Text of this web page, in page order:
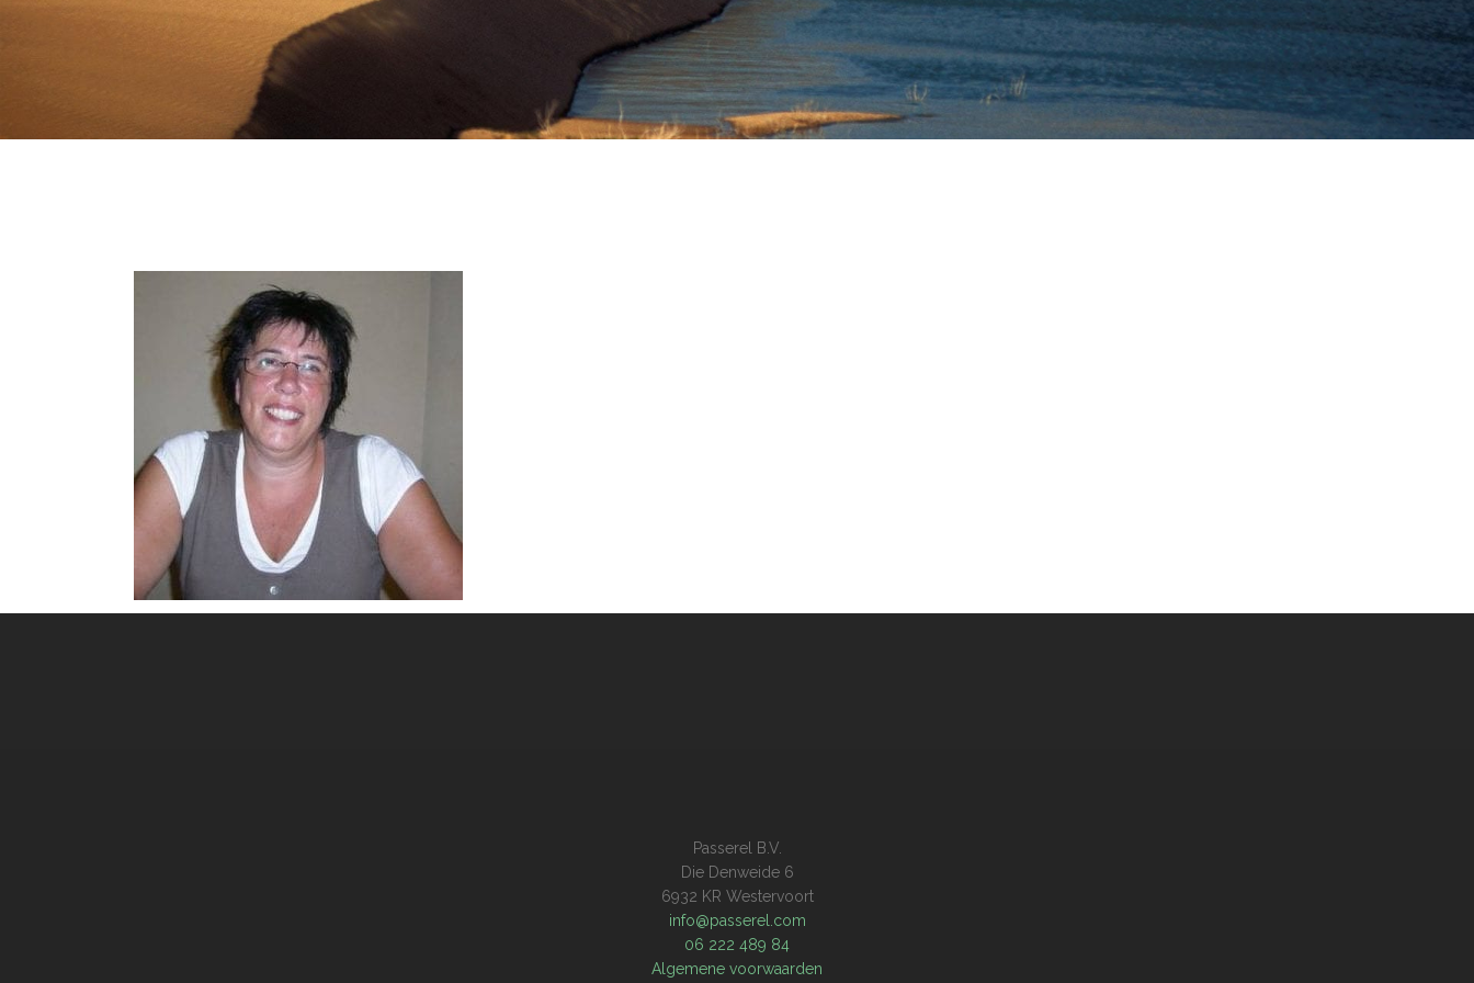
Passerel B.V.
Die Denweide 6
6932 KR Westervoort
info@passerel.com
06 222 489 84
Algemene voorwaarden